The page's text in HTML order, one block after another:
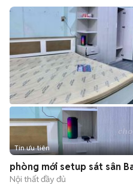
Tin ưu tiên
phòng mới setup sát sân
Nội thất đầy đủ